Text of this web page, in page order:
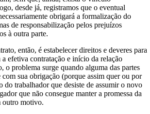
desde já, registramos que o eventual
obrigará a formalização do
de responsabilização pelos prejuízos
à outra parte.
então, é estabelecer direitos e deveres para
efetiva contratação e início da relação
o problema surge quando alguma das partes
sua obrigação (porque assim quer ou por
do trabalhador que desiste de assumir o novo
que não consegue manter a promessa da
outro motivo.